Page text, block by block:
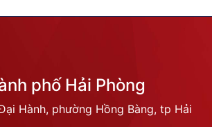
phố Hải Phòng
Hành, phường Hồng Bàng, tp Hải